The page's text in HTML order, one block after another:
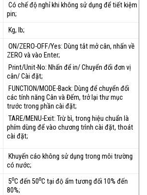
Có chế độ nghỉ khi không sử dụng để tiết kiệm
pin;
Kg, lb;
ON/ZERO-OFF/Yes: Dùng tắt mở cân, nhấn về
ZERO và vào Enter;
Print/Unit-No: Nhấn để in/ Chuyển đổi đơn vị
cân/ Cài đặt;
FUNCTION/MODE-Back: Dùng để chuyển đổi
các tính năng Cân và Đếm, trở lại thư mục
trước trong phần cài đặt;
TARE/MENU-Exit: Trừ bì, trong hiệu chuẩn là
phím dùng để vào chương trình cài đặt, thoát
cài đặt;
Khuyến cáo không sử dụng trong môi trường
có nước;
5⁰C đến 50⁰C tại độ ẩm tương đối 10% đến
80%;